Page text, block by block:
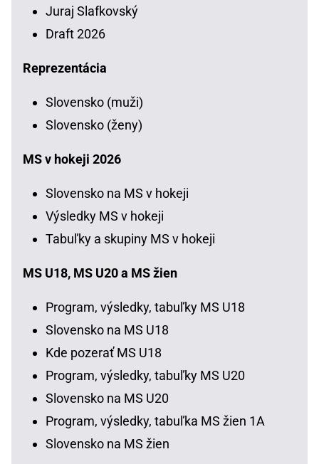
Juraj Slafkovský
Draft 2026
Reprezentácia
Slovensko (muži)
Slovensko (ženy)
MS v hokeji 2026
Slovensko na MS v hokeji
Výsledky MS v hokeji
Tabuľky a skupiny MS v hokeji
MS U18, MS U20 a MS žien
Program, výsledky, tabuľky MS U18
Slovensko na MS U18
Kde pozerať MS U18
Program, výsledky, tabuľky MS U20
Slovensko na MS U20
Program, výsledky, tabuľka MS žien 1A
Slovensko na MS žien